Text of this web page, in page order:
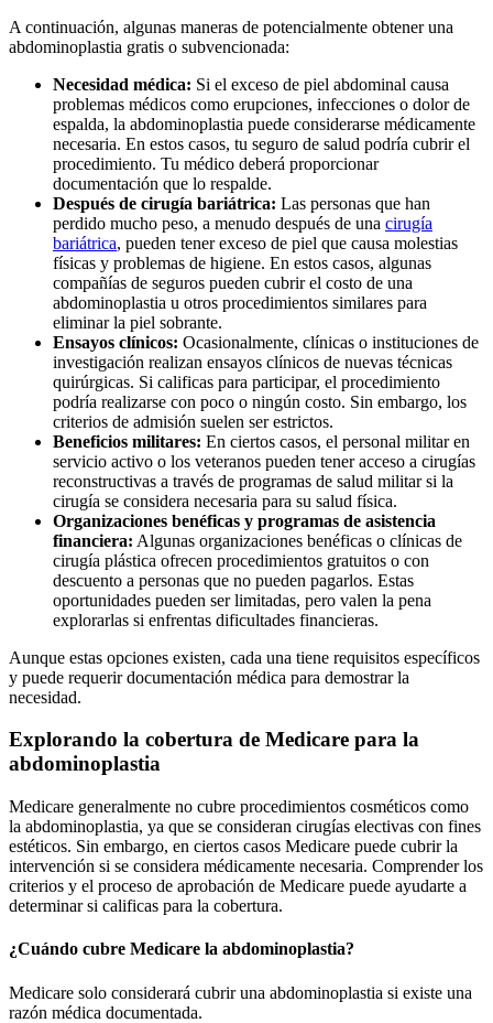
A continuación, algunas maneras de potencialmente obtener una
abdominoplastia gratis o subvencionada:
Necesidad médica: Si el exceso de piel abdominal causa
problemas médicos como erupciones, infecciones o dolor de
espalda, la abdominoplastia puede considerarse médicamente
necesaria. En estos casos, tu seguro de salud podría cubrir el
procedimiento. Tu médico deberá proporcionar
documentación que lo respalde.
Después de cirugía bariátrica: Las personas que han
perdido mucho peso, a menudo después de una cirugía
bariátrica, pueden tener exceso de piel que causa molestias
físicas y problemas de higiene. En estos casos, algunas
compañías de seguros pueden cubrir el costo de una
abdominoplastia u otros procedimientos similares para
eliminar la piel sobrante.
Ensayos clínicos: Ocasionalmente, clínicas o instituciones de
investigación realizan ensayos clínicos de nuevas técnicas
quirúrgicas. Si calificas para participar, el procedimiento
podría realizarse con poco o ningún costo. Sin embargo, los
criterios de admisión suelen ser estrictos.
Beneficios militares: En ciertos casos, el personal militar en
servicio activo o los veteranos pueden tener acceso a cirugías
reconstructivas a través de programas de salud militar si la
cirugía se considera necesaria para su salud física.
Organizaciones benéficas y programas de asistencia
financiera: Algunas organizaciones benéficas o clínicas de
cirugía plástica ofrecen procedimientos gratuitos o con
descuento a personas que no pueden pagarlos. Estas
oportunidades pueden ser limitadas, pero valen la pena
explorarlas si enfrentas dificultades financieras.
Aunque estas opciones existen, cada una tiene requisitos específicos
y puede requerir documentación médica para demostrar la
necesidad.
Explorando la cobertura de Medicare para la
abdominoplastia
Medicare generalmente no cubre procedimientos cosméticos como
la abdominoplastia, ya que se consideran cirugías electivas con fines
estéticos. Sin embargo, en ciertos casos Medicare puede cubrir la
intervención si se considera médicamente necesaria. Comprender los
criterios y el proceso de aprobación de Medicare puede ayudarte a
determinar si calificas para la cobertura.
¿Cuándo cubre Medicare la abdominoplastia?
Medicare solo considerará cubrir una abdominoplastia si existe una
razón médica documentada.